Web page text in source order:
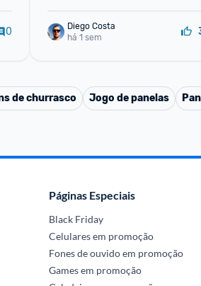
0
Diego Costa
há 1 sem
de churrasco Jogo de panelas
Páginas Especiais
Black Friday
Celulares em promoção
Fones de ouvido em promoção
Games em promoção